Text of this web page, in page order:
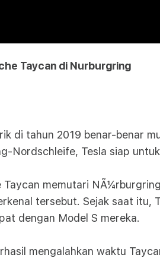
Taycan di Nurburgring
di tahun 2019 benar-benar
Tesla siap
Taycan memutari
tersebut. Sejak saat
dengan Model S mereka.
mengalahkan waktu